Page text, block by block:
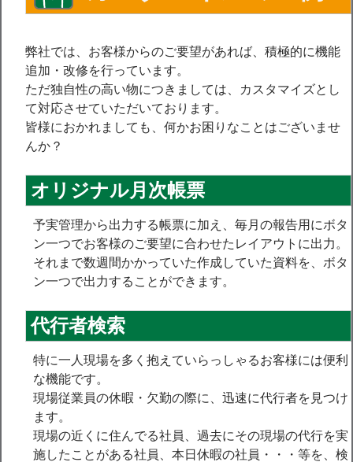
弊社では、お客様からのご要望があれば、積極的に機能
追加・改修を行っています。
ただ独自性の高い物につきましては、カスタマイズとし
て対応させていただいております。
皆様におかれましても、何かお困りなことはございませ
んか？
オリジナル月次帳票
予実管理から出力する帳票に加え、毎月の報告用にボタ
ン一つでお客様のご要望に合わせたレイアウトに出力。
それまで数週間かかっていた作成していた資料を、ボタ
ン一つで出力することができます。
代行者検索
特に一人現場を多く抱えていらっしゃるお客様には便利
な機能です。
現場従業員の休暇・欠勤の際に、迅速に代行者を見つけ
ます。
現場の近くに住んでる社員、過去にその現場の代行を実
施したことがある社員、本日休暇の社員・・・等を、検